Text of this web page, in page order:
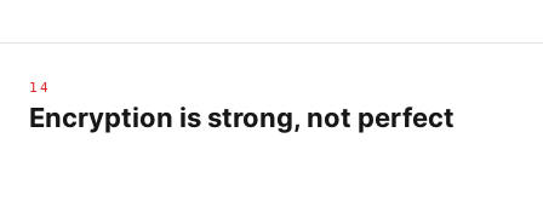
14
Encryption is strong, not perfect